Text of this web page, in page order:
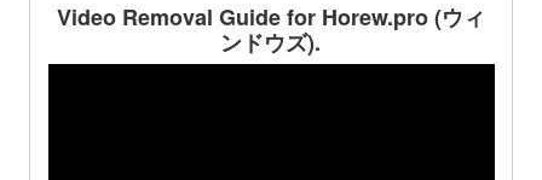
Video Removal Guide for Horew.pro(ウィ
ンドウズ).